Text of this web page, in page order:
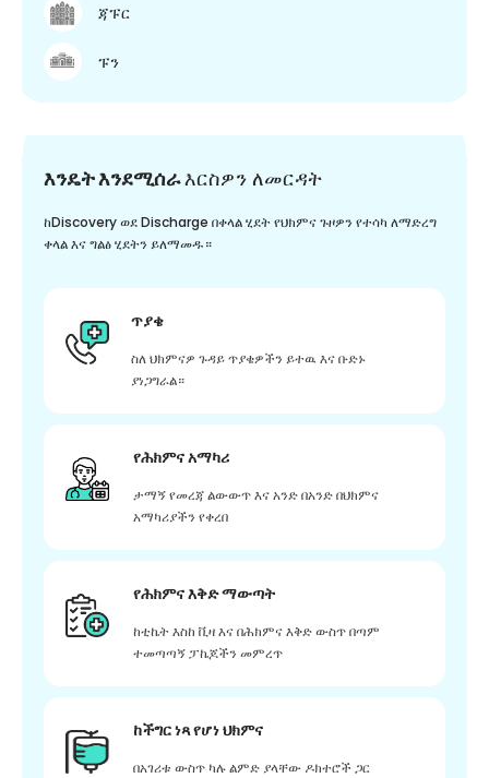
ጃፑር
ፑን
እንዴት እንደሚሰራእርስዎን ለመርዳት
ከDiscovery ወደ Discharge በቀላል ሂደት የህክምና ጉዞዎን የተሳካ ለማድረግ
ቀላል እና ግልፅ ሂደትን ይለማመዱ።
ጥያቄ
ስለ ህክምናዎ ጉዳይ ጥያቄዎችን ይተዉ እና ቡድኑ
ያነጋግራል።
የሕክምና አማካሪ
ታማኝ የመረጃ ልውውጥ እና አንድ በአንድ በህክምና
አማካሪያችን የቀረበ
የሕክምና እቅድ ማውጣት
ከቲኬት እስከ ቪዛ እና በሕክምና እቅድ ውስጥ በጣም
ተመጣጣኝ ፓኬጆችን መምረጥ
ከችግር ነጻ የሆነ ህክምና
በአገሪቱ ውስጥ ካሉ ልምድ ያላቸው ዶክተሮች ጋር